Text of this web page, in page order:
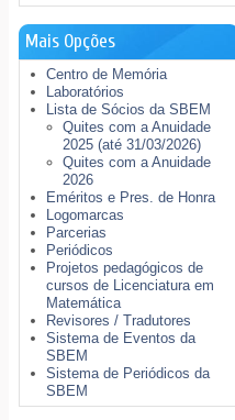
Mais Opções
Centro de Memória
Laboratórios
Lista de Sócios da SBEM
Quites com a Anuidade
2025 (até 31/03/2026)
Quites com a Anuidade
2026
Eméritos e Pres. de Honra
Logomarcas
Parcerias
Periódicos
Projetos pedagógicos de
cursos de Licenciatura em
Matemática
Revisores / Tradutores
Sistema de Eventos da
SBEM
Sistema de Periódicos da
SBEM